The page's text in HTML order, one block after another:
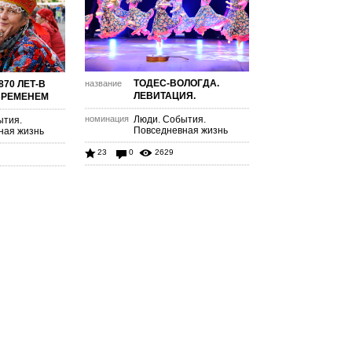
ЛЕТ-В
жизнь
название
ТОДЕС-ВОЛОГДА.
ЛЕВИТАЦИЯ.
номинация Люди. События.
Повседневная жизнь
23 0 2629